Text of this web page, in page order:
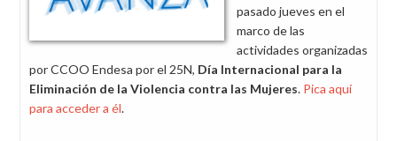
pasado jueves en el
marco de las
actividades organizadas
por CCOO Endesa por el 25N, Día Internacional para la
Eliminación de la Violencia contra las Mujeres. Pica aquí
para acceder a él.